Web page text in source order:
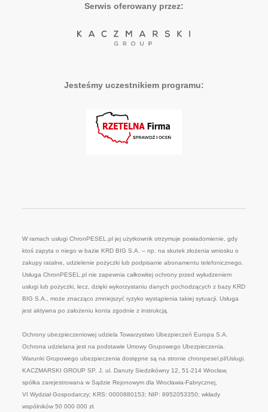
Serwis oferowany przez:
Jesteśmy uczestnikiem programu:
W ramach usługi ChronPESEL.pl jej użytkownik otrzymuje powiadomienie, gdy
ktoś zapyta o niego w bazie KRD BIG S.A. – np. na skutek złożenia wniosku o
zakupy ratalne, udzielenie pożyczki lub podpisanie abonamentu telefonicznego.
Usługa ChronPESEL.pl nie zapewnia całkowitej ochrony przed wyłudzeniem
usługi lub pożyczki, lecz, dzięki wykorzystaniu danych pochodzących z bazy KRD
BIG S.A., może znacząco zmniejszyć ryzyko wystąpienia takiej sytuacji. Usługa
jest aktywna po założeniu konta zgodnie z instrukcją.
Ochrony ubezpieczeniowej udziela Towarzystwo Ubezpieczeń Europa S.A.
Ochrona udzielana jest na podstawie Umowy Grupowego Ubezpieczenia.
Warunki Grupowego ubezpieczenia dostępne są na stronie chronpesel.pl/Uslugi.
KACZMARSKI GROUP SP. J. ul. Danuty Siedzikówny 12, 51-214 Wrocław,
spółka zarejestrowana w Sądzie Rejonowym dla Wrocławia-Fabrycznej,
VI Wydział Gospodarczy; KRS: 0000880153; NIP: 8952053350; wkłady
wspólników 50 000 000 zł.